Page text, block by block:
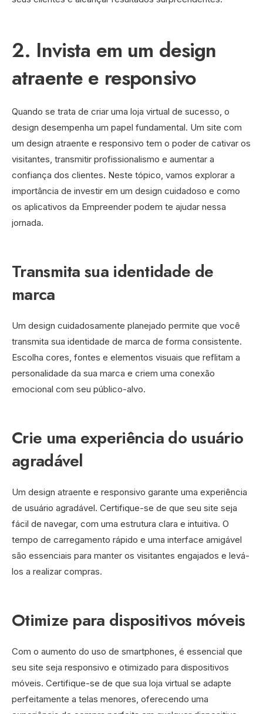
2. Invista em um design
atraente e responsivo
Quando se trata de criar uma loja virtual de sucesso, o
design desempenha um papel fundamental. Um site com
um design atraente e responsivo tem o poder de cativar os
visitantes, transmitir profissionalismo e aumentar a
confiança dos clientes. Neste tópico, vamos explorar a
importância de investir em um design cuidadoso e como
os aplicativos da Empreender podem te ajudar nessa
jornada.
Transmita sua identidade de
marca
Um design cuidadosamente planejado permite que você
transmita sua identidade de marca de forma consistente.
Escolha cores, fontes e elementos visuais que reflitam a
personalidade da sua marca e criem uma conexão
emocional com seu público-alvo.
Crie uma experiência do usuário
agradável
Um design atraente e responsivo garante uma experiência
de usuário agradável. Certifique-se de que seu site seja
fácil de navegar, com uma estrutura clara e intuitiva. O
tempo de carregamento rápido e uma interface amigável
são essenciais para manter os visitantes engajados e levá-
los a realizar compras.
Otimize para dispositivos móveis
Com o aumento do uso de smartphones, é essencial que
seu site seja responsivo e otimizado para dispositivos
móveis. Certifique-se de que sua loja virtual se adapte
perfeitamente a telas menores, oferecendo uma